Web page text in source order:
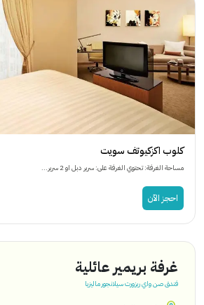
كلوب اكزكيوتف سويت
مساحة الغرفة: تحتوي الغرفة على: سرير دبل او 2 سرير...
احجز الآن
غرفة بريمير عائلية
فندق صن واي ريزورت سيلانجور ماليزيا